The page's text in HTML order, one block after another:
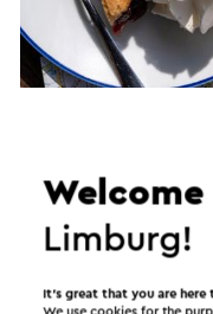
Wahlwiller
Welcome
Limburg!
It’s great that you are here
We use cookies for the